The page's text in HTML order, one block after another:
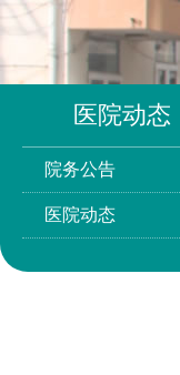
医院动态
院务公告
医院动态